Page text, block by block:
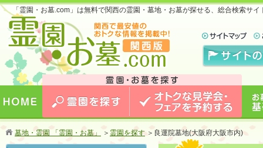
「霊園・お墓.com」は無料で関西の霊園・墓地・お墓が探せる、総合検索サ
お墓のことなら霊園・お墓.com 関西版 関西で
最安値のおトクな情報を掲載中！
する
墓地・霊園 「霊園・お墓」 ＞ 霊園を探す ＞ 良運院墓地(大阪府大阪市内)